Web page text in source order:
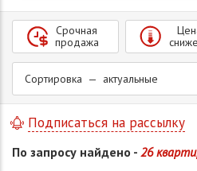
Сортировка — актуальные
Срочная
продажа
По запросу найдено - 26
Подписаться на рассылку